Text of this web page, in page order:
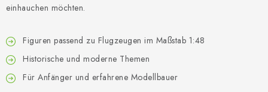
ZUBEHÖR
FARBEN & WERKZEUGE
PUBLIKATIONEN
einhauchen möchten.
Figuren passend zu Flugzeugen im Maßstab 1:48
Historische und moderne Themen
Für Anfänger und erfahrene Modellbauer